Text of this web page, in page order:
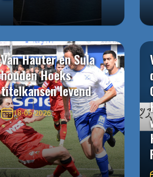
Van Hauter en Sula
houden Hoeks
titelkansen levend
18-05-2026